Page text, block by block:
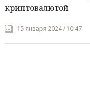
криптовалютой
15 января 2024 / 10:47